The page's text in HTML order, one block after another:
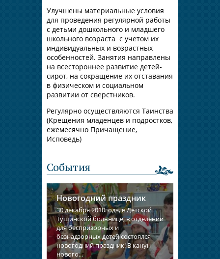
Улучшены материальные условия
для проведения регулярной работы
с детьми дошкольного и младшего
школьного возраста с учетом их
индивидуальных и возрастных
особенностей. Занятия направлены
на всестороннее развитие детей-
сирот, на сокращение их отставания
в физическом и социальном
развитии от сверстников.
Регулярно осуществляются Таинства
(Крещения младенцев и подростков,
ежемесячно Причащение,
Исповедь)
События
Новогодний праздник
30 декабря 2010года, в Детской
Тушинской больнице, в отделении
для беспризорных и
безнадзорных детей состоялся
новогодний праздник! В канун
нового...